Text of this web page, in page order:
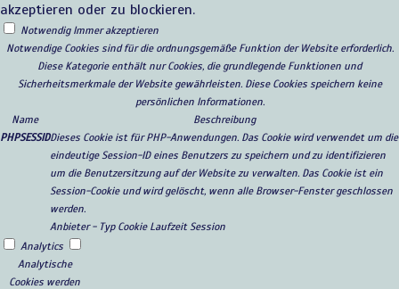
akzeptieren oder zu blockieren.
Notwendig Immer akzeptieren
Notwendige Cookies sind für die ordnungsgemäße Funktion der Website erforderlich.
Diese Kategorie enthält nur Cookies, die grundlegende Funktionen und
Sicherheitsmerkmale der Website gewährleisten. Diese Cookies speichern keine
persönlichen Informationen.
Name
Beschreibung
PHPSESSIDDieses Cookie ist für PHP-Anwendungen. Das Cookie wird verwendet um die
eindeutige Session-ID eines Benutzers zu speichern und zu identifizieren
um die Benutzersitzung auf der Website zu verwalten. Das Cookie ist ein
Session-Cookie und wird gelöscht, wenn alle Browser-Fenster geschlossen
werden.
Anbieter - Typ Cookie Laufzeit Session
Analytics
Analytische
Cookies werden